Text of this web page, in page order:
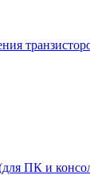
ПК и